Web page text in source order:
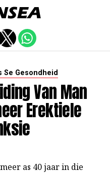
Se Gesondheid
Van Man
Erektiele
as 40 jaar in die